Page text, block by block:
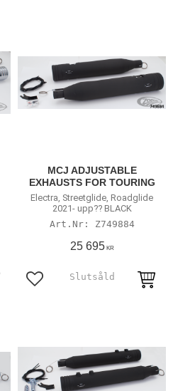
MCJ ADJUSTABLE
EXHAUSTS FOR TOURING
Electra, Streetglide, Roadglide
2021- upp?? BLACK
Z749884
25 695KR
Lägg till i favoriter